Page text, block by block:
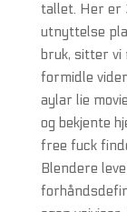
tallet. Her er
utnyttelse
bruk, sitter
formidle
aylar lie
og bekjente
free fuck
Blendere